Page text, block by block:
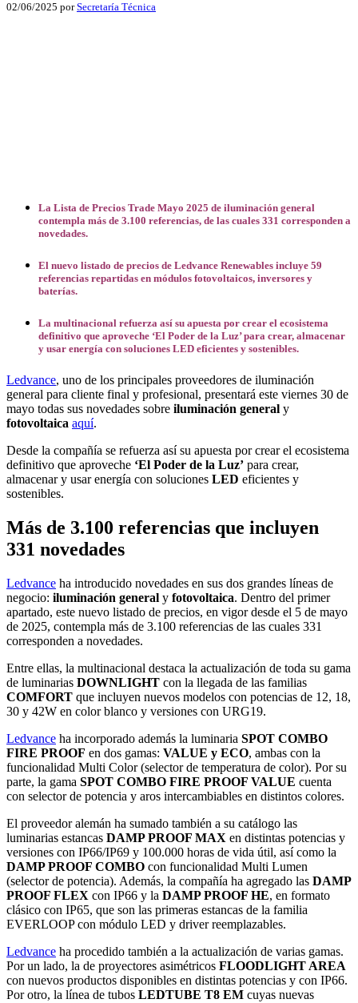
02/06/2025 porSecretaría Técnica
La Lista de Precios Trade Mayo 2025 de iluminación general
contempla más de 3.100 referencias, de las cuales 331 corresponden a
novedades.
El nuevo listado de precios de Ledvance Renewables incluye 59
referencias repartidas en módulos fotovoltaicos, inversores y
baterías.
La multinacional refuerza así su apuesta por crear el ecosistema
definitivo que aproveche ‘El Poder de la Luz’ para crear, almacenar
y usar energía con soluciones LED eficientes y sostenibles.
Ledvance, uno de los principales proveedores de iluminación
general para cliente final y profesional, presentará este viernes 30 de
mayo todas sus novedades sobre iluminación general y
fotovoltaica aquí.
Desde la compañía se refuerza así su apuesta por crear el ecosistema
definitivo que aproveche ‘El Poder de la Luz’ para crear,
almacenar y usar energía con soluciones LED eficientes y
sostenibles.
Más de 3.100 referencias que incluyen
331 novedades
Ledvance ha introducido novedades en sus dos grandes líneas de
negocio: iluminación general y fotovoltaica. Dentro del primer
apartado, este nuevo listado de precios, en vigor desde el 5 de mayo
de 2025, contempla más de 3.100 referencias de las cuales 331
corresponden a novedades.
Entre ellas, la multinacional destaca la actualización de toda su gama
de luminarias DOWNLIGHT con la llegada de las familias
COMFORT que incluyen nuevos modelos con potencias de 12, 18,
30 y 42W en color blanco y versiones con URG19.
Ledvance ha incorporado además la luminaria SPOT COMBO
FIRE PROOF en dos gamas: VALUE y ECO, ambas con la
funcionalidad Multi Color (selector de temperatura de color). Por su
parte, la gama SPOT COMBO FIRE PROOF VALUE cuenta
con selector de potencia y aros intercambiables en distintos colores.
El proveedor alemán ha sumado también a su catálogo las
luminarias estancas DAMP PROOF MAX en distintas potencias y
versiones con IP66/IP69 y 100.000 horas de vida útil, así como la
DAMP PROOF COMBO con funcionalidad Multi Lumen
(selector de potencia). Además, la compañía ha agregado las DAMP
PROOF FLEX con IP66 y la DAMP PROOF HE, en formato
clásico con IP65, que son las primeras estancas de la familia
EVERLOOP con módulo LED y driver reemplazables.
Ledvance ha procedido también a la actualización de varias gamas.
Por un lado, la de proyectores asimétricos FLOODLIGHT AREA
con nuevos productos disponibles en distintas potencias y con IP66.
Por otro, la línea de tubos LEDTUBE T8 EM cuyas nuevas